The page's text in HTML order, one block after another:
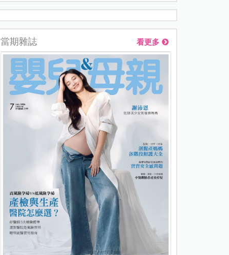
當期雜誌 看更多